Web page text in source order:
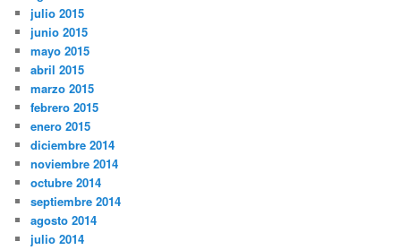
julio 2015
junio 2015
mayo 2015
abril 2015
marzo 2015
febrero 2015
enero 2015
diciembre 2014
noviembre 2014
octubre 2014
septiembre 2014
agosto 2014
julio 2014